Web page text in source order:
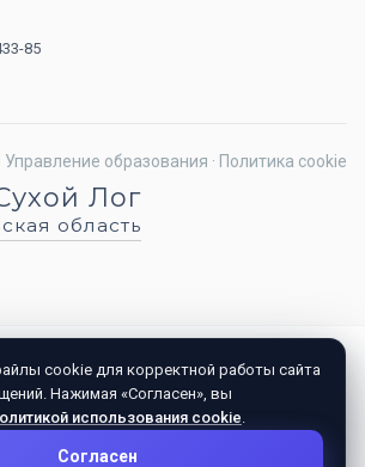
85
Управление образования · Политика cookie
Лог
область
cookie для корректной работы сайта
Нажимая «Согласен», вы
использования cookie.
Согласен